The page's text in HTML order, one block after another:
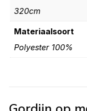
320cm
Materiaalsoort
Polyester 100%